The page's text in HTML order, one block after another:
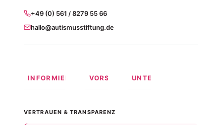
+49 (0) 561 / 8279 55 66
hallo@autismusstiftung.de
INFORMIEREN
Formen
VORSORGEN
Behindertentestament
UNTERSTÜTZEN
VERTRAUEN & TRANSPARENZ